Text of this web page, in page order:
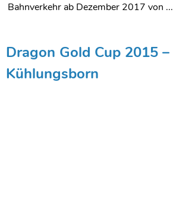
Bahnverkehr ab Dezember 2017 von ...
Dragon Gold Cup 2015 –
Kühlungsborn